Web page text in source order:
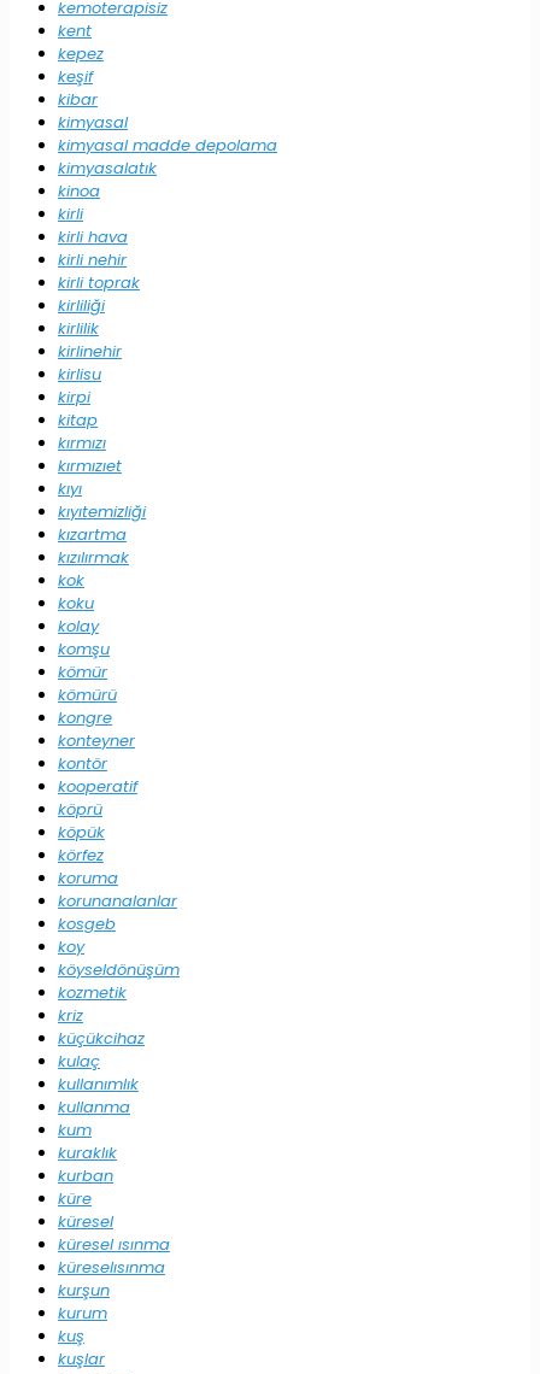
kemoterapisiz
kent
kepez
keşif
kibar
kimyasal
kimyasal madde depolama
kimyasalatık
kinoa
kirli
kirli hava
kirli nehir
kirli toprak
kirliliği
kirlilik
kirlinehir
kirlisu
kirpi
kitap
kırmızı
kırmızıet
kıyı
kıyıtemizliği
kızartma
kızılırmak
kok
koku
kolay
komşu
kömür
kömürü
kongre
konteyner
kontör
kooperatif
köprü
köpük
körfez
koruma
korunanalanlar
kosgeb
koy
köyseldönüşüm
kozmetik
kriz
küçükcihaz
kulaç
kullanımlık
kullanma
kum
kuraklık
kurban
küre
küresel
küresel ısınma
küreselısınma
kurşun
kurum
kuş
kuşlar